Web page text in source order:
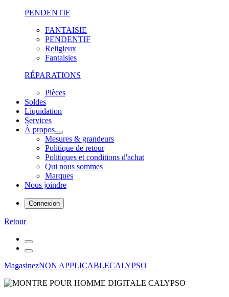
PENDENTIF
FANTAISIE
PENDENTIF
Religieux
Fantaisies
RÉPARATIONS
Pièces
Soldes
Liquidation
Services
À propos
Mesures & grandeurs
Politique de retour
Politiques et conditions d'achat
Qui nous sommes
Marques
Nous joindre
Connexion
Retour
MagasinezNON APPLICABLECALYPSO